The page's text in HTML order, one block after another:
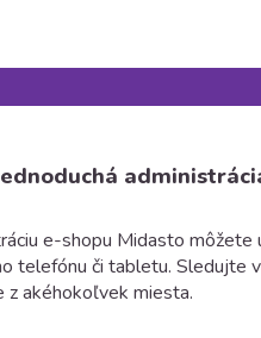
e-shopu Midasto môžete
telefónu či tabletu. Sledujte
z akéhokoľvek miesta.